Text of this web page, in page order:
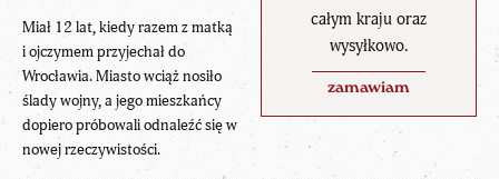
całym kraju oraz
wysyłkowo.
zamawiam
Miał 12 lat, kiedy razem z matką
i ojczymem przyjechał do
Wrocławia. Miasto wciąż nosiło
ślady wojny, a jego mieszkańcy
dopiero próbowali odnaleźć się w
nowej rzeczywistości.